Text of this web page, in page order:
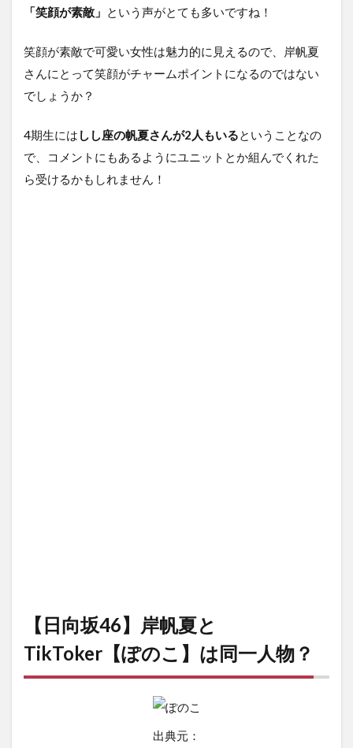
「笑顔が素敵」 という声がとても多いですね！
笑顔が素敵で可愛い女性は魅力的に見えるので、岸帆夏
さんにとって笑顔がチャームポイントになるのではない
でしょうか？
4期生には しし座の帆夏さんが2人もいるということなの
で、コメントにもあるようにユニットとか組んでくれた
ら受けるかもしれません！
【日向坂46】岸帆夏と
TikToker【ぽのこ】は同一人物？
出典元：